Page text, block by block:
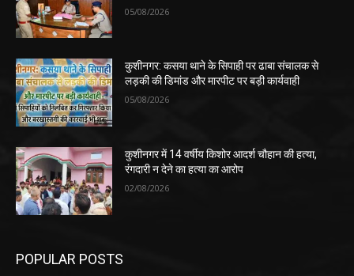
05/08/2026
कुशीनगर: कसया थाने के सिपाही पर ढाबा संचालक से
लड़की की डिमांड और मारपीट पर बड़ी कार्यवाही
05/08/2026
कुशीनगर में 14 वर्षीय किशोर आदर्श चौहान की हत्या,
रंगदारी न देने का हत्या का आरोप
02/08/2026
POPULAR POSTS